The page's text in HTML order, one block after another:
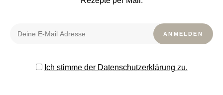
Ich stimme der Datenschutzerklärung zu.